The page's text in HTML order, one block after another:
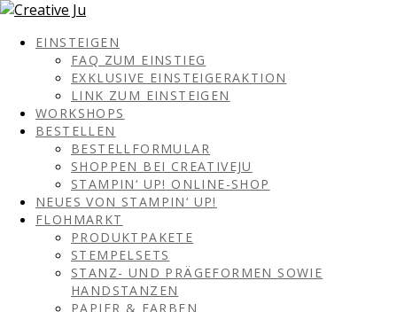
EINSTEIGEN
FAQ ZUM EINSTIEG
EXKLUSIVE EINSTEIGERAKTION
LINK ZUM EINSTEIGEN
WORKSHOPS
BESTELLEN
BESTELLFORMULAR
SHOPPEN BEI CREATIVEJU
STAMPIN‘ UP! ONLINE-SHOP
NEUES VON STAMPIN‘ UP!
FLOHMARKT
PRODUKTPAKETE
STEMPELSETS
STANZ- UND PRÄGEFORMEN SOWIE
HANDSTANZEN
PAPIER & FARBEN